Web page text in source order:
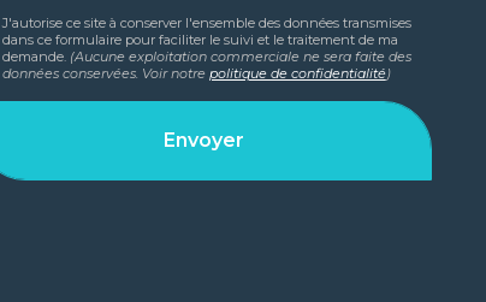
J'autorise ce site à conserver l'ensemble des données transmises
dans ce formulaire pour faciliter le suivi et le traitement de ma
demande. (Aucune exploitation commerciale ne sera faite des
données conservées. Voir notre politique de confidentialité)